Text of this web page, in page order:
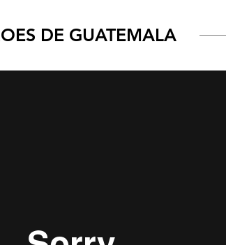
DE GUATEMALA